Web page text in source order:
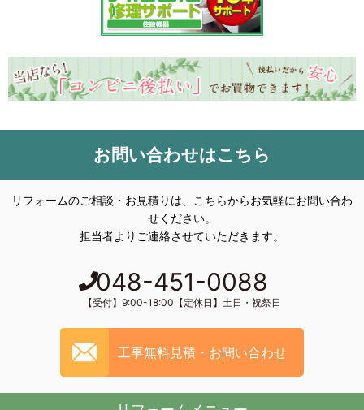
お問い合わせはこちら
リフォームのご相談・お見積りは、こちらからお気軽にお問い合わ
せください。
担当者よりご連絡させていただきます。
048-451-0088
【受付】9:00-18:00【定休日】土日・祝祭日
工事無料見積・お問い合わせ